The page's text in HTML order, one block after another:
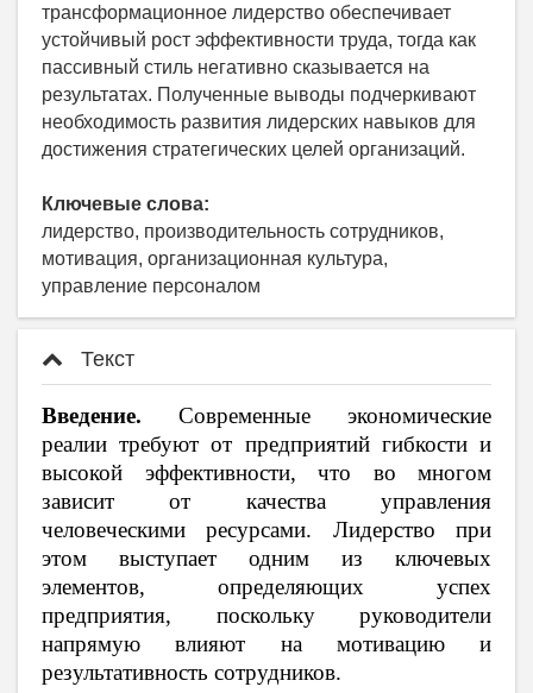
трансформационное лидерство обеспечивает
устойчивый рост эффективности труда, тогда как
пассивный стиль негативно сказывается на
результатах. Полученные выводы подчеркивают
необходимость развития лидерских навыков для
достижения стратегических целей организаций.
Ключевые слова:
лидерство, производительность сотрудников,
мотивация, организационная культура,
управление персоналом
Текст
Введение. Современные экономические
реалии требуют от предприятий гибкости и
высокой эффективности, что во многом
зависит от качества управления
человеческими ресурсами. Лидерство при
этом выступает одним из ключевых
элементов, определяющих успех
предприятия, поскольку руководители
напрямую влияют на мотивацию и
результативность сотрудников.